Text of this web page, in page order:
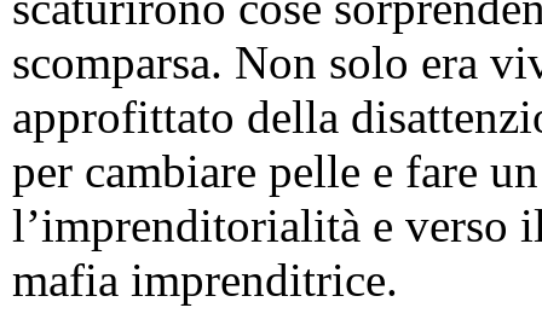
scomparsa. Non solo era
approfittato della
per cambiare pelle e fare
l’imprenditorialità e verso
mafia imprenditrice.